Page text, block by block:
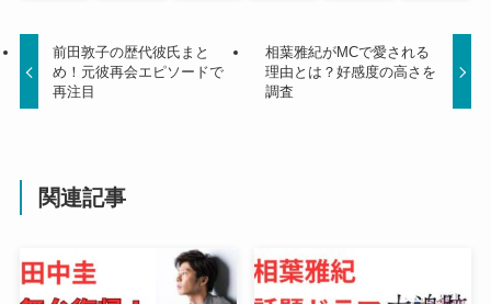
前田敦子の歴代彼氏まと
め！元彼再会エピソードで
再注目
相葉雅紀がMCで愛される
理由とは？好感度の高さを
調査
関連記事